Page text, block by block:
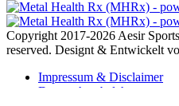
Copyright 2017-2026 Aesir
reserved. Designt & Entwickelt
Impressum & Disclaimer
Datenschutzbelehrung